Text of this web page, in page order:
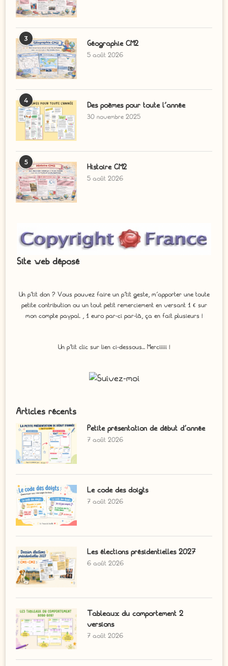
3
Géographie CM2
5 août 2026
4
Des poèmes pour toute l’année
30 novembre 2025
5
Histoire CM2
5 août 2026
Site web déposé
Un p'tit don ? Vous pouvez faire un p’tit geste, m’apporter une toute
petite contribution ou un tout petit remerciement en versant 1 € sur
mon compte paypal. , 1 euro par-ci par-là, ça en fait plusieurs !
Un p'tit clic sur lien ci-dessous... Merciiiii !
Articles récents
Petite présentation de début d’année
7 août 2026
Le code des doigts
7 août 2026
Les élections présidentielles 2027
6 août 2026
Tableaux du comportement 2
versions
7 août 2026